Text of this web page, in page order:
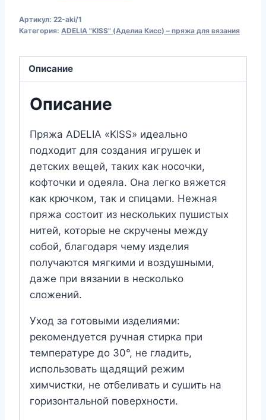
для
ADELIA
"KISS"
Т.фиолетовый
Артикул: 22-aki/1
Категория: ADELIA "KISS" (Аделиа Кисс) – пряжа для вязания
Описание
Описание
Пряжа ADELIA «KISS» идеально
подходит для создания игрушек и
детских вещей, таких как носочки,
кофточки и одеяла. Она легко вяжется
как крючком, так и спицами. Нежная
пряжа состоит из нескольких пушистых
нитей, которые не скручены между
собой, благодаря чему изделия
получаются мягкими и воздушными,
даже при вязании в несколько
сложений.
Уход за готовыми изделиями:
рекомендуется ручная стирка при
температуре до 30°, не гладить,
использовать щадящий режим
химчистки, не отбеливать и сушить на
горизонтальной поверхности.